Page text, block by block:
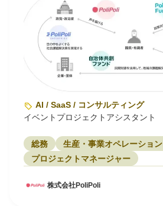
AI / SaaS / コンサルティング
イベントプロジェクトアシスタント
総務
生産・事業オペレーション
プロジェクトマネージャー
株式会社PoliPoli